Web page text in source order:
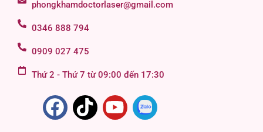
phongkhamdoctorlaser@gmail.com
0346 888 794
0909 027 475
Thứ 2 - Thứ 7 từ 09:00 đến 17:30